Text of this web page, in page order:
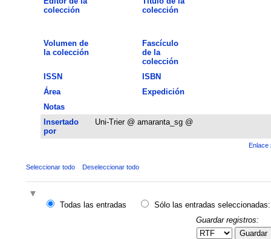
colección
colección
Volumen de
la colección
Fascículo
de la
colección
ISSN
ISBN
Área
Expedición
Notas
Insertado
por
Uni-Trier @ amaranta_sg @
Enlace
Seleccionar todo Deseleccionar todo
Todas las entradas
Sólo las entradas seleccionadas:
Guardar registros:
Guardar